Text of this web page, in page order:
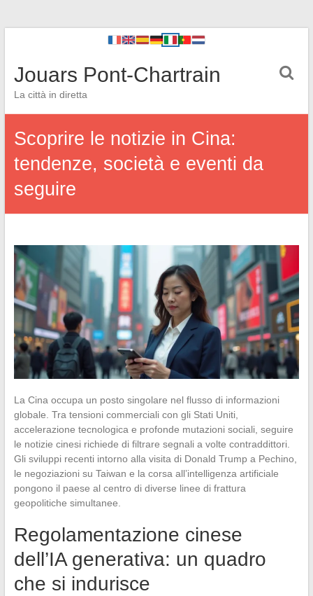
Jouars Pont-Chartrain
La città in diretta
Scoprire le notizie in Cina:
tendenze, società e eventi da
seguire
La Cina occupa un posto singolare nel flusso di informazioni
globale. Tra tensioni commerciali con gli Stati Uniti,
accelerazione tecnologica e profonde mutazioni sociali, seguire
le notizie cinesi richiede di filtrare segnali a volte contraddittori.
Gli sviluppi recenti intorno alla visita di Donald Trump a Pechino,
le negoziazioni su Taiwan e la corsa all’intelligenza artificiale
pongono il paese al centro di diverse linee di frattura
geopolitiche simultanee.
Regolamentazione cinese
dell’IA generativa: un quadro
che si indurisce